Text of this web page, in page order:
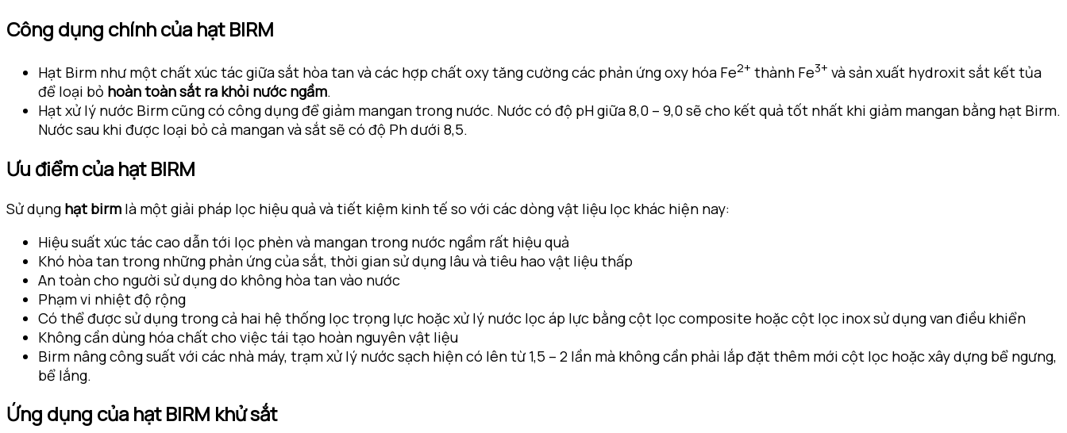
Công dụng chính của hạt BIRM
Hạt Birm như một chất xúc tác giữa sắt hòa tan và các hợp chất oxy tăng cường các phản ứng oxy hóa Fe2+ thành Fe3+ và sản xuất hydroxit sắt kết tủa
để loại bỏ hoàn toàn sắt ra khỏi nước ngầm.
Hạt xử lý nước Birm cũng có công dụng để giảm mangan trong nước. Nước có độ pH giữa 8,0 – 9,0 sẽ cho kết quả tốt nhất khi giảm mangan bằng hạt Birm.
Nước sau khi được loại bỏ cả mangan và sắt sẽ có độ Ph dưới 8,5.
Ưu điểm của hạt BIRM
Sử dụng hạt birm là một giải pháp lọc hiệu quả và tiết kiệm kinh tế so với các dòng vật liệu lọc khác hiện nay:
Hiệu suất xúc tác cao dẫn tới lọc phèn và mangan trong nước ngầm rất hiệu quả
Khó hòa tan trong những phản ứng của sắt, thời gian sử dụng lâu và tiêu hao vật liệu thấp
An toàn cho người sử dụng do không hòa tan vào nước
Phạm vi nhiệt độ rộng
Có thể được sử dụng trong cả hai hệ thống lọc trọng lực hoặc xử lý nước lọc áp lực bằng cột lọc composite hoặc cột lọc inox sử dụng van điều khiển
Không cần dùng hóa chất cho việc tái tạo hoàn nguyên vật liệu
Birm nâng công suất với các nhà máy, trạm xử lý nước sạch hiện có lên từ 1,5 – 2 lần mà không cần phải lắp đặt thêm mới cột lọc hoặc xây dựng bể ngưng,
bể lắng.
Ứng dụng của hạt BIRM khử sắt